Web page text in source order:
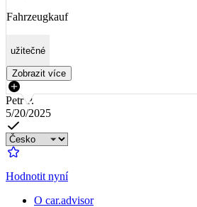
Fahrzeugkauf
užitečné
Zobrazit více
Petr P.
5/20/2025
Hodnotit nyní
O car.advisor